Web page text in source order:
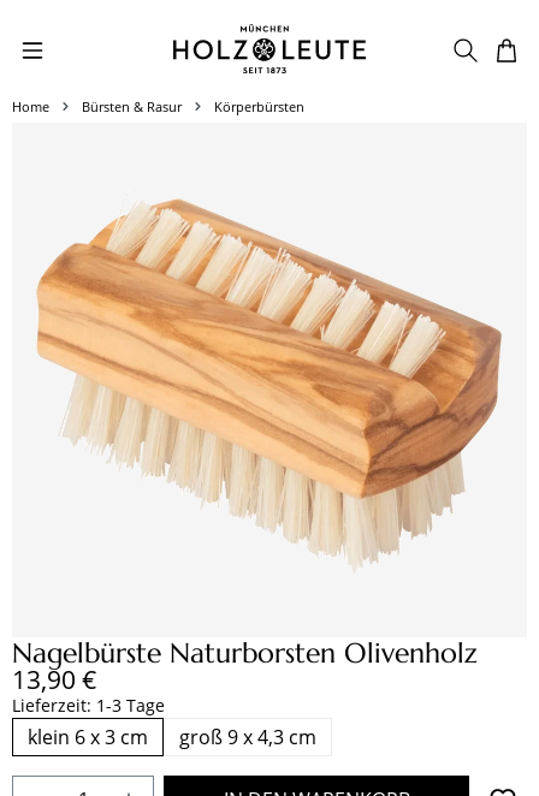
Zum Hauptinhalt springen
Home Bürsten & Rasur Körperbürsten
Nagelbürste Naturborsten Olivenholz
Regulärer Preis:
13,90 €
Lieferzeit: 1-3 Tage
klein 6 x 3 cm groß 9 x 4,3 cm